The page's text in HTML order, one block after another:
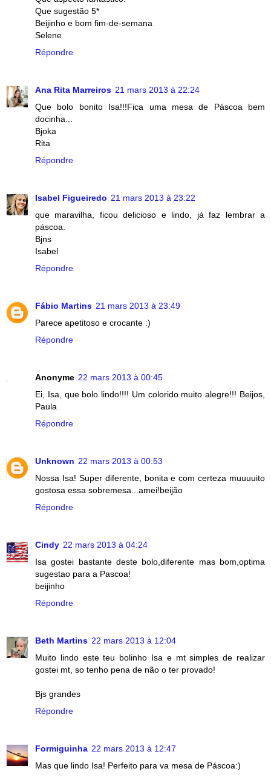
Que sugestão 5*
Beijinho e bom fim-de-semana
Selene
Répondre
Ana Rita Marreiros 21 mars 2013 à 22:24
Que bolo bonito Isa!!!Fica uma mesa de Páscoa bem
docinha...
Bjoka
Rita
Répondre
Isabel Figueiredo 21 mars 2013 à 23:22
que maravilha, ficou delicioso e lindo, já faz lembrar a
páscoa.
Bjns
Isabel
Répondre
Fábio Martins 21 mars 2013 à 23:49
Parece apetitoso e crocante :)
Répondre
Anonyme 22 mars 2013 à 00:45
Ei, Isa, que bolo lindo!!!! Um colorido muito alegre!!! Beijos,
Paula
Répondre
Unknown 22 mars 2013 à 00:53
Nossa Isa! Super diferente, bonita e com certeza muuuuito
gostosa essa sobremesa...amei!beijão
Répondre
Cindy 22 mars 2013 à 04:24
Isa gostei bastante deste bolo,diferente mas bom,optima
sugestao para a Pascoa!
beijinho
Répondre
Beth Martins 22 mars 2013 à 12:04
Muito lindo este teu bolinho Isa e mt simples de realizar
gostei mt, so tenho pena de não o ter provado!
Bjs grandes
Répondre
Formiguinha 22 mars 2013 à 12:47
Mas que lindo Isa! Perfeito para va mesa de Páscoa:)